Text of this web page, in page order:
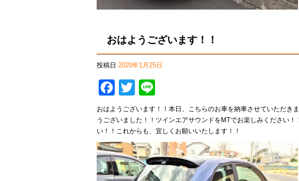
おはようございます！！
投稿日 2020年1月25日
Facebook
Twitter
おはようございます！！本日、こちらのお車を納車させていただき
うございました！！ツインエアサウンドをMTでお楽しみください
い！！これからも、宜しくお願いいたします！！